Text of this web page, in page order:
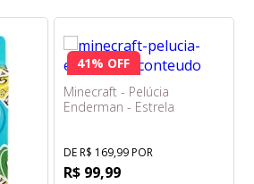
41% OFF
Minecraft - Pelúcia
Enderman - Estrela
DE R$ 169,99 POR
R$ 99,99